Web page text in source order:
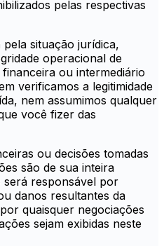
pelas respectivas
situação jurídica,
operacional de
ou intermediário
verificamos a legitimidade
nem assumimos qualquer
você fizer das
ou decisões tomadas
são de sua inteira
será responsável por
danos resultantes da
quaisquer negociações
sejam exibidas neste